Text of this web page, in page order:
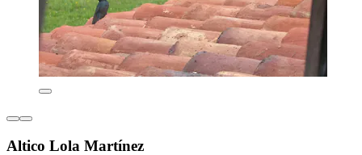
Altico Lola Martínez